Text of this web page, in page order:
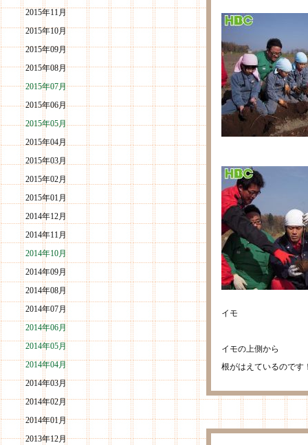
2015年11月
2015年10月
2015年09月
2015年08月
2015年07月
2015年06月
2015年05月
2015年04月
2015年03月
2015年02月
2015年01月
2014年12月
2014年11月
2014年10月
2014年09月
2014年08月
2014年07月
2014年06月
2014年05月
2014年04月
2014年03月
2014年02月
2014年01月
2013年12月
イモ
イモの上側から
根がはえているのです